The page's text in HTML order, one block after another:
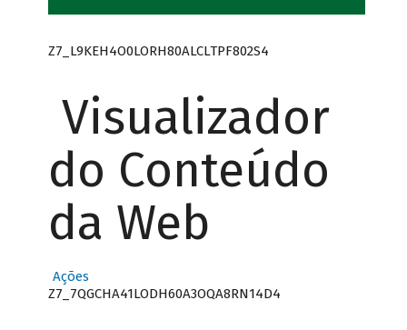
Z7_L9KEH4O0LORH80ALCLTPF802S4
Visualizador
do Conteúdo
da Web
Ações
Z7_7QGCHA41LODH60A3OQA8RN14D4